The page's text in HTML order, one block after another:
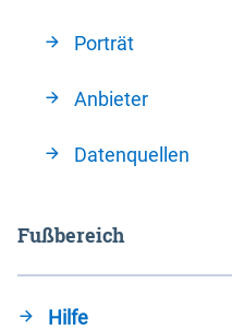
Porträt
Anbieter
Datenquellen
Fußbereich
Hilfe